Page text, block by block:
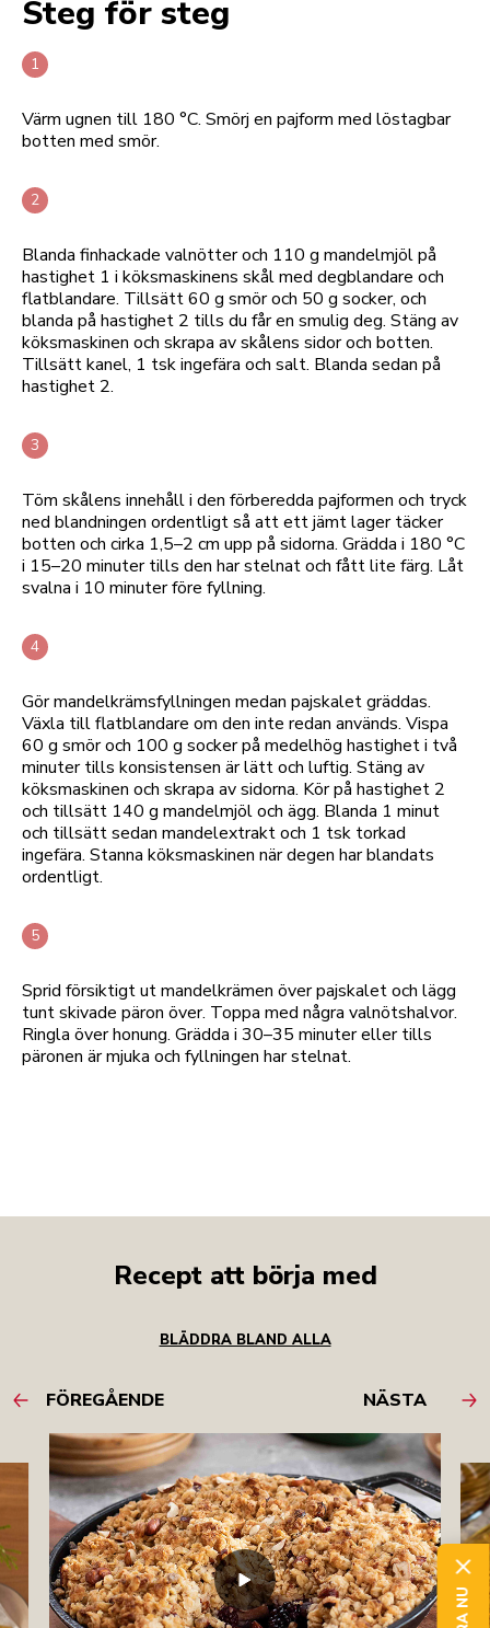
Steg för steg
Värm ugnen till 180 °C. Smörj en pajform med löstagbar
botten med smör.
Blanda finhackade valnötter och 110 g mandelmjöl på
hastighet 1 i köksmaskinens skål med degblandare och
flatblandare. Tillsätt 60 g smör och 50 g socker, och
blanda på hastighet 2 tills du får en smulig deg. Stäng av
köksmaskinen och skrapa av skålens sidor och botten.
Tillsätt kanel, 1 tsk ingefära och salt. Blanda sedan på
hastighet 2.
Töm skålens innehåll i den förberedda pajformen och tryck
ned blandningen ordentligt så att ett jämt lager täcker
botten och cirka 1,5–2 cm upp på sidorna. Grädda i 180 °C
i 15–20 minuter tills den har stelnat och fått lite färg. Låt
svalna i 10 minuter före fyllning.
Gör mandelkrämsfyllningen medan pajskalet gräddas.
Växla till flatblandare om den inte redan används. Vispa
60 g smör och 100 g socker på medelhög hastighet i två
minuter tills konsistensen är lätt och luftig. Stäng av
köksmaskinen och skrapa av sidorna. Kör på hastighet 2
och tillsätt 140 g mandelmjöl och ägg. Blanda 1 minut
och tillsätt sedan mandelextrakt och 1 tsk torkad
ingefära. Stanna köksmaskinen när degen har blandats
ordentligt.
Sprid försiktigt ut mandelkrämen över pajskalet och lägg
tunt skivade päron över. Toppa med några valnötshalvor.
Ringla över honung. Grädda i 30–35 minuter eller tills
päronen är mjuka och fyllningen har stelnat.
Recept att börja med
BLÄDDRA BLAND ALLA
FÖREGÅENDE NÄSTA